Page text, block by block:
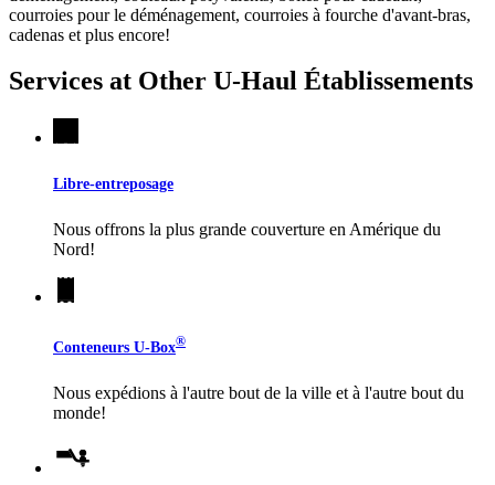
courroies pour le déménagement, courroies à fourche d'avant-bras,
cadenas et plus encore!
Services at Other U-Haul Établissements
Libre-entreposage
Nous offrons la plus grande couverture en Amérique du
Nord!
Conteneurs U-Box®
Nous expédions à l'autre bout de la ville et à l'autre bout du
monde!